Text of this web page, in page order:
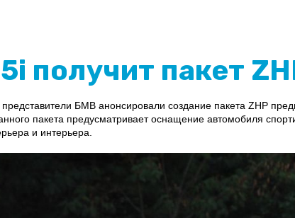
получит пакет
БМВ анонсировали создание пакета ZHP
пакета предусматривает оснащение автомобиля
и интерьера.